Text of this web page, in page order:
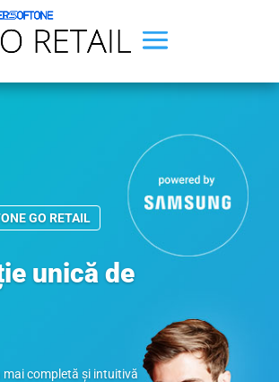
GO RETAIL
unică de
mai completă și intuitivă